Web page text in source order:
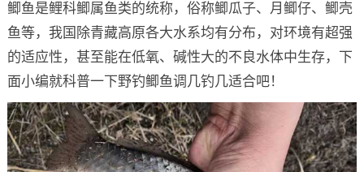
鲫鱼是鲤科鲫属鱼类的统称，俗称鲫瓜子、月鲫仔、鲫壳
鱼等，我国除青藏高原各大水系均有分布，对环境有超强
的适应性，甚至能在低氧、碱性大的不良水体中生存，下
面小编就科普一下野钓鲫鱼调几钓几适合吧！